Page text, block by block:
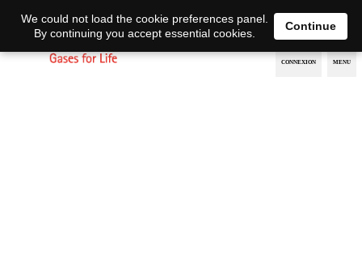
EN DE
We could not load the cookie preferences panel.
By continuing you accept essential cookies.
Continue